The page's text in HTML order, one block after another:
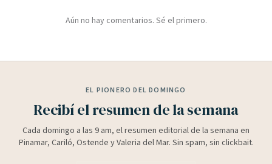
Aún no hay comentarios. Sé el primero.
EL PIONERO DEL DOMINGO
Recibí el resumen de la semana
Cada domingo a las 9 am, el resumen editorial de la semana en
Pinamar, Cariló, Ostende y Valeria del Mar. Sin spam, sin clickbait.